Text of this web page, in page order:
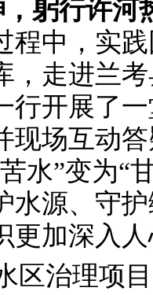
躬行许河
中，实践
，走进兰
行开展了
现场互动
水”变为“
水源、守
更加深入
治理项目